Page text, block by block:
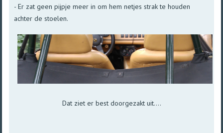
- Er zat geen pijpje meer in om hem netjes strak te houden
achter de stoelen.
Dat ziet er best doorgezakt uit....